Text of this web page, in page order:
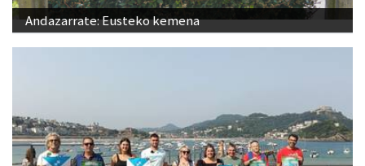
Andazarrate: Eusteko kemena